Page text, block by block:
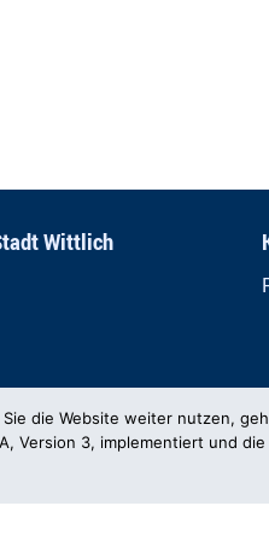
Wittlich
die Website weiter nutzen,
Version 3, implementiert und